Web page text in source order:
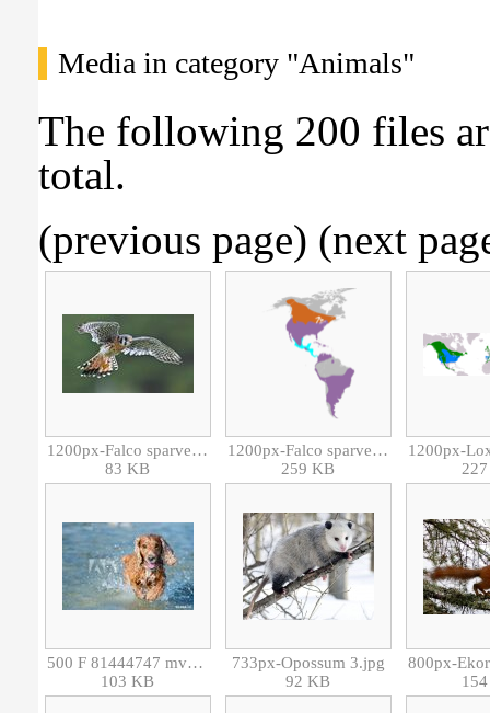
Media in category "Animals"
The following 200 files
total.
(previous page) (next
1200px-Falco sparverius -Canadian Raptor Conservancy, Canada -flying-8a.jpg
83 KB
1200px-Falco sparverius range map.svg.png
259 KB
500 F 81444747 mvGkHnVoirqs73qG1UDecfhm730eZNhC.jpg
103 KB
733px-Opossum 3.jpg
92 KB